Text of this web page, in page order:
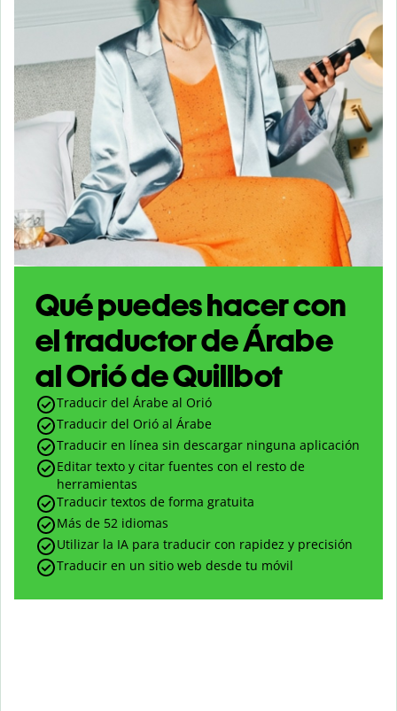
Qué puedes hacer con
el traductor de Árabe
al Orió de Quillbot
Traducir del Árabe al Orió
Traducir del Orió al Árabe
Traducir en línea sin descargar ninguna aplicación
Editar texto y citar fuentes con el resto de
herramientas
Traducir textos de forma gratuita
Más de 52 idiomas
Utilizar la IA para traducir con rapidez y precisión
Traducir en un sitio web desde tu móvil